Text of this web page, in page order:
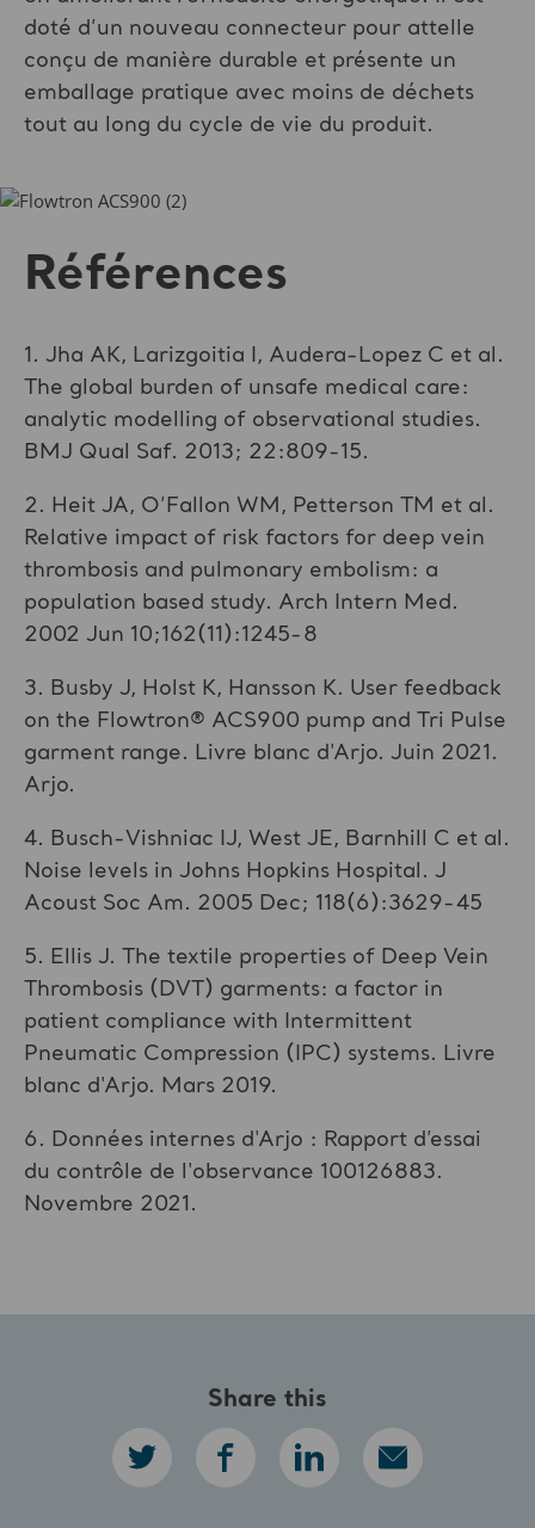
doté d’un nouveau connecteur pour attelle
conçu de manière durable et présente un
emballage pratique avec moins de déchets
tout au long du cycle de vie du produit.
Références
1. Jha AK, Larizgoitia I, Audera-Lopez C et al.
The global burden of unsafe medical care:
analytic modelling of observational studies.
BMJ Qual Saf. 2013; 22:809-15.
2. Heit JA, O’Fallon WM, Petterson TM et al.
Relative impact of risk factors for deep vein
thrombosis and pulmonary embolism: a
population based study. Arch Intern Med.
2002 Jun 10;162(11):1245-8
3. Busby J, Holst K, Hansson K. User feedback
on the Flowtron® ACS900 pump and Tri Pulse
garment range. Livre blanc d'Arjo. Juin 2021.
Arjo.
4. Busch-Vishniac IJ, West JE, Barnhill C et al.
Noise levels in Johns Hopkins Hospital. J
Acoust Soc Am. 2005 Dec; 118(6):3629-45
5. Ellis J. The textile properties of Deep Vein
Thrombosis (DVT) garments: a factor in
patient compliance with Intermittent
Pneumatic Compression (IPC) systems. Livre
blanc d'Arjo. Mars 2019.
6. Données internes d'Arjo : Rapport d’essai
du contrôle de l'observance 100126883.
Novembre 2021.
Share this